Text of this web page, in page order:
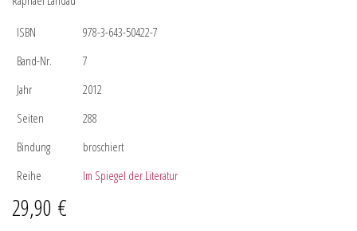
ISBN
978-3-643-50422-7
Band-Nr.
7
Jahr
2012
Seiten
288
Bindung
broschiert
Reihe
Im Spiegel der Literatur
29,90 €